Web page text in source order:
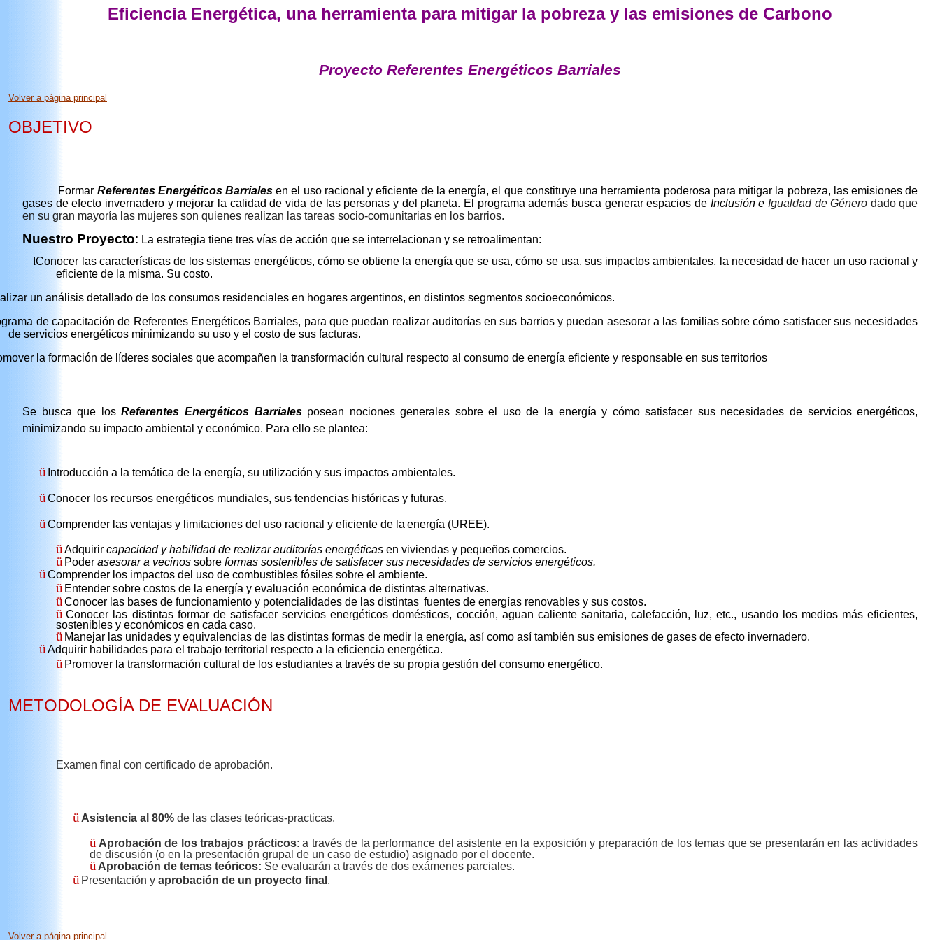
Eficiencia Energética, una herramienta para mitigar la pobreza y las emisiones de Carbono
Proyecto Referentes Energéticos Barriales
Volver a página principal
OBJETIVO
Formar Referentes Energéticos Barriales en el uso racional y eficiente de la energía, el que constituye una herramienta poderosa para mitigar la pobreza, las emisiones de
gases de efecto invernadero y mejorar la calidad de vida de las personas y del planeta. El programa además busca generar espacios de Inclusión e Igualdad de Género dado que
en su gran mayoría las mujeres son quienes realizan las tareas socio-comunitarias en los barrios.
Nuestro Proyecto: La estrategia tiene tres vías de acción que se interrelacionan y se retroalimentan:
I.Conocer las características de los sistemas energéticos, cómo se obtiene la energía que se usa, cómo se usa, sus impactos ambientales, la necesidad de hacer un uso racional y
eficiente de la misma. Su costo.
un análisis detallado de los consumos residenciales en hogares argentinos, en distintos segmentos socioeconómicos.
de capacitación de Referentes Energéticos Barriales, para que puedan realizar auditorías en sus barrios y puedan asesorar a las familias sobre cómo satisfacer sus necesidades
de servicios energéticos minimizando su uso y el costo de sus facturas.
la formación de líderes sociales que acompañen la transformación cultural respecto al consumo de energía eficiente y responsable en sus territorios
Se busca que losReferentes Energéticos Barrialesposean nociones generales sobre el uso de la energía y cómo satisfacer sus necesidades de servicios energéticos,
minimizando su impacto ambiental y económico. Para ello se plantea:
ü Introducción a la temática de la energía, su utilización y sus impactos ambientales.
üConocer los recursos energéticos mundiales, sus tendencias históricas y futuras.
üComprender las ventajas y limitaciones del uso racional y eficiente de laenergía (UREE).
üAdquirircapacidad y habilidad de realizar auditorías energéticas en viviendas y pequeños comercios.
ü Poderasesorar a vecinos sobreformas sostenibles de satisfacer sus necesidades de servicios energéticos.
üComprender los impactos del uso de combustibles fósiles sobre el ambiente.
ü Entender sobre costos de la energía y evaluación económica de distintas alternativas.
üConocer las bases de funcionamiento y potencialidades de las distintas fuentes de energías renovables y sus costos.
ü Conocer las distintas formar de satisfacer servicios energéticos domésticos, cocción, aguan caliente sanitaria, calefacción, luz, etc., usando los medios más eficientes,
sostenibles y económicos en cada caso.
ü Manejar las unidades y equivalencias de las distintas formas de medir la energía, así como así también sus emisiones de gases de efecto invernadero.
üAdquirir habilidades para el trabajo territorial respecto a la eficiencia energética.
ü Promover la transformación cultural de los estudiantes a través de su propia gestión del consumo energético.
METODOLOGÍA DE EVALUACIÓN
Examen final con certificado de aprobación.
ü Asistencia al 80% de las clases teóricas-practicas.
ü Aprobación de los trabajos prácticos: a través de la performance del asistente en la exposición y preparación de los temas que se presentarán en las actividades
de discusión (o en la presentación grupal de un caso de estudio) asignado por el docente.
ü Aprobación de temas teóricos: Se evaluarán a través de dos exámenes parciales.
ü Presentación yaprobación de un proyecto final .
Volver a página principal